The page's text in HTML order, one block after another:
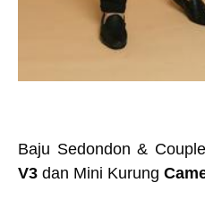
Baju Sedondon &
V3 dan Mini Kurung